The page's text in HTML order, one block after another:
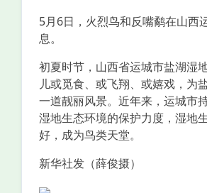
5月6日，火烈鸟和反嘴鹬在山西
息。
初夏时节，山西省运城市盐湖湿
儿或觅食、或飞翔、或嬉戏，为
一道靓丽风景。近年来，运城市
湿地生态环境的保护力度，湿地
好，成为鸟类天堂。
新华社发（薛俊摄）